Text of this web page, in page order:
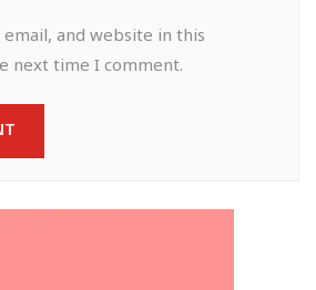
email, and website in this
next time I comment.